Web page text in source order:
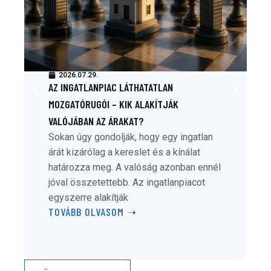
2026.07.29.
AZ INGATLANPIAC LÁTHATATLAN
MOZGATÓRUGÓI – KIK ALAKÍTJÁK
VALÓJÁBAN AZ ÁRAKAT?
Sokan úgy gondolják, hogy egy ingatlan
árát kizárólag a kereslet és a kínálat
határozza meg. A valóság azonban ennél
jóval összetettebb. Az ingatlanpiacot
egyszerre alakítják
TOVÁBB OLVASOM ➝